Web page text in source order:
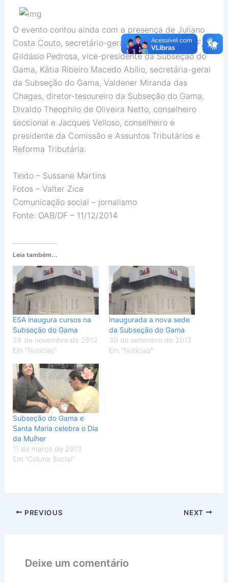
O evento contou ainda com a presença de Juliano
Costa Couto, secretário-geral adjunto da OAB/DF,
Gildásio Pedrosa, vice-presidente da Subseção do
Gama, Kátia Ribeiro Macedo Abílio, secretária-geral
da Subseção do Gama, Valdener Miranda das
Chagas, diretor-tesoureiro da Subseção do Gama,
Divaldo Theophilo de Oliveira Netto, conselheiro
seccional e Jacques Velloso, conselheiro e
presidente da Comissão e Assuntos Tributários e
Reforma Tributária.
Texto – Sussane Martins
Fotos – Valter Zica
Comunicação social – jornalismo
Fonte: OAB/DF – 11/12/2014
Leia também...
ESA inaugura cursos na
Subseção do Gama
28 de novembro de 2012
Em "Notícias"
Inaugurada a nova sede
da Subseção do Gama
30 de setembro de 2012
Em "Notícias"
Subseção do Gama e
Santa Maria celebra o Dia
da Mulher
11 de março de 2013
Em "Coluna Social"
PREVIOUS NEXT
Deixe um comentário